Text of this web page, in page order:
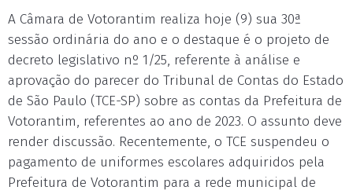
A Câmara de Votorantim realiza hoje (9) sua 30ª
sessão ordinária do ano e o destaque é o projeto de
decreto legislativo nº 1/25, referente à análise e
aprovação do parecer do Tribunal de Contas do Estado
de São Paulo (TCE-SP) sobre as contas da Prefeitura de
Votorantim, referentes ao ano de 2023. O assunto deve
render discussão. Recentemente, o TCE suspendeu o
pagamento de uniformes escolares adquiridos pela
Prefeitura de Votorantim para a rede municipal de